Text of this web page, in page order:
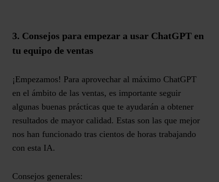
3. Consejos para empezar a usar ChatGPT en
tu equipo de ventas
¡Empezamos! Para aprovechar al máximo ChatGPT
en el ámbito de las ventas, es importante seguir
algunas buenas prácticas que te ayudarán a obtener
resultados de mayor calidad. Estas son las que mejor
nos han funcionado tras cientos de horas trabajando
con esta IA.
Consejos generales: